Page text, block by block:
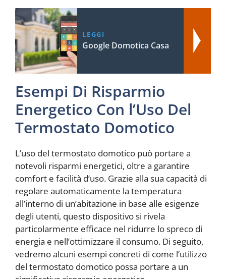
LEGGI
Google Domotica Casa
Esempi Di Risparmio
Energetico Con l’Uso Del
Termostato Domotico
L’uso del termostato domotico può portare a
notevoli risparmi energetici, oltre a garantire
comfort e facilità d’uso. Grazie alla sua capacità di
regolare automaticamente la temperatura
all’interno di un’abitazione in base alle esigenze
degli utenti, questo dispositivo si rivela
particolarmente efficace nel ridurre lo spreco di
energia e nell’ottimizzare il consumo. Di seguito,
vedremo alcuni esempi concreti di come l’utilizzo
del termostato domotico possa portare a un